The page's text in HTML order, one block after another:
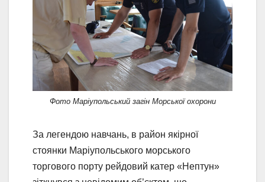
Фото Маріупольський загін Морської охорони
За легендою навчань, в район якірної
стоянки Мaрiупольського морського
торгового порту рейдовий катер «Нептун»